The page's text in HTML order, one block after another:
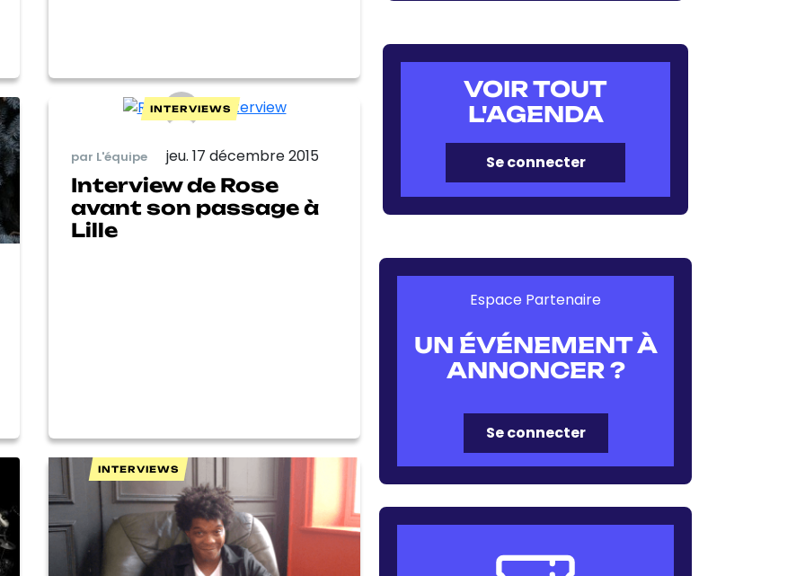
INTERVIEWS
par L'équipe jeu. 17 décembre 2015
Interview de Rose
avant son passage à
Lille
INTERVIEWS
VOIR TOUT
L'AGENDA
Se connecter
Espace Partenaire
UN ÉVÉNEMENT À
ANNONCER ?
Se connecter